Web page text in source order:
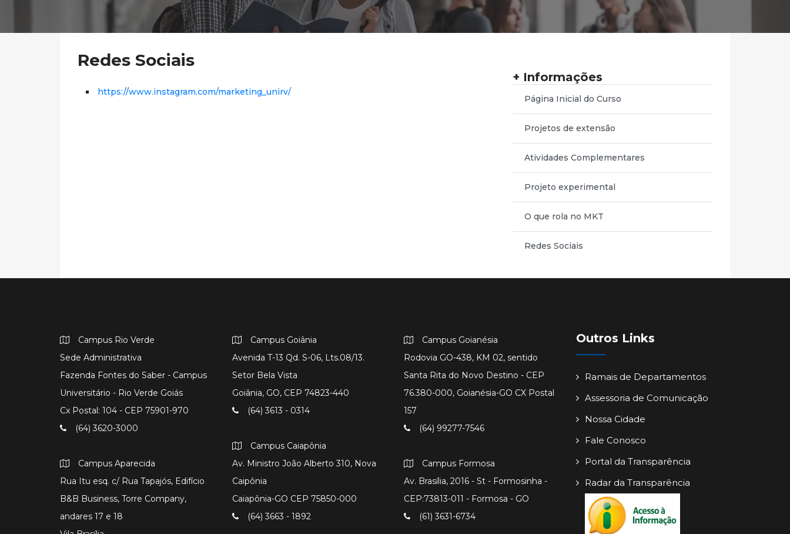
Redes Sociais
https://www.instagram.com/marketing_unirv/
+ Informações
Página Inicial do Curso
Projetos de extensão
Atividades Complementares
Projeto experimental
O que rola no MKT
Redes Sociais
Campus Rio Verde
Sede Administrativa
Fazenda Fontes do Saber - Campus
Universitário - Rio Verde Goiás
Cx Postal: 104 - CEP 75901-970
(64) 3620-3000
Campus Aparecida
Rua Itu esq. c/ Rua Tapajós, Edifício
B&B Business, Torre Company,
andares 17 e 18
Campus Goiânia
Avenida T-13 Qd. S-06, Lts.08/13.
Setor Bela Vista
Goiânia, GO, CEP 74823-440
(64) 3613 - 0314
Campus Caiapônia
Av. Ministro João Alberto 310, Nova
Caipônia
Caiapônia-GO CEP 75850-000
(64) 3663 - 1892
Campus Goianésia
Rodovia GO-438, KM 02, sentido
Santa Rita do Novo Destino - CEP
76.380-000, Goianésia-GO CX Postal
157
(64) 99277-7546
Campus Formosa
Av. Brasília, 2016 - St - Formosinha -
CEP:73813-011 - Formosa - GO
(61) 3631-6734
Outros Links
Ramais de Departamentos
Assessoria de Comunicação
Nossa Cidade
Fale Conosco
Portal da Transparência
Radar da Transparência